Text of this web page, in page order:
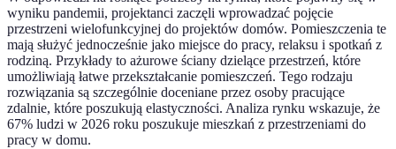
wyniku pandemii, projektanci zaczęli wprowadzać pojęcie
przestrzeni wielofunkcyjnej do projektów domów. Pomieszczenia te
mają służyć jednocześnie jako miejsce do pracy, relaksu i spotkań z
rodziną. Przykłady to ażurowe ściany dzielące przestrzeń, które
umożliwiają łatwe przekształcanie pomieszczeń. Tego rodzaju
rozwiązania są szczególnie doceniane przez osoby pracujące
zdalnie, które poszukują elastyczności. Analiza rynku wskazuje, że
67% ludzi w 2026 roku poszukuje mieszkań z przestrzeniami do
pracy w domu.